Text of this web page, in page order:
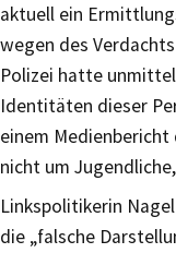
aktuell ein
wegen des
Polizei hatte
Identitäten dieser
einem
nicht um
Linkspolitikerin
die „falsche